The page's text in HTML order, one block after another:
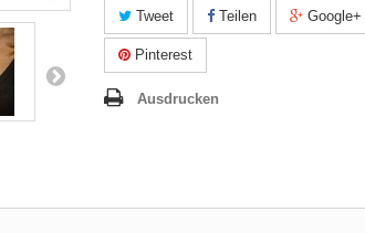
Tweet Teilen Google+
Pinterest
Ausdrucken